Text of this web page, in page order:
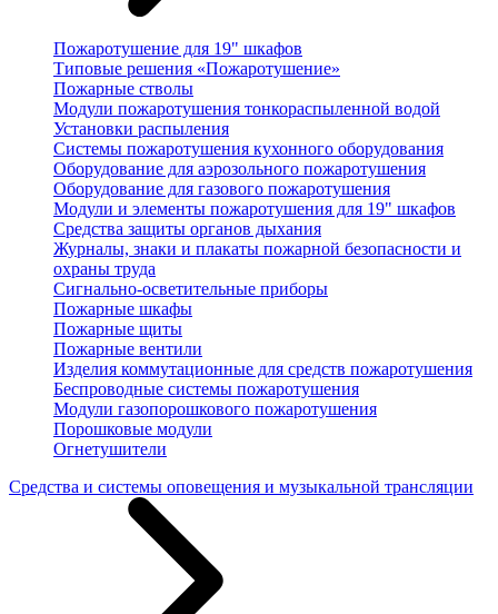
Пожаротушение для 19" шкафов
Типовые решения «Пожаротушение»
Пожарные стволы
Модули пожаротушения тонкораспыленной водой
Установки распыления
Системы пожаротушения кухонного оборудования
Оборудование для аэрозольного пожаротушения
Оборудование для газового пожаротушения
Модули и элементы пожаротушения для 19" шкафов
Средства защиты органов дыхания
Журналы, знаки и плакаты пожарной безопасности и
охраны труда
Сигнально-осветительные приборы
Пожарные шкафы
Пожарные щиты
Пожарные вентили
Изделия коммутационные для средств пожаротушения
Беспроводные системы пожаротушения
Модули газопорошкового пожаротушения
Порошковые модули
Огнетушители
Средства и системы оповещения и музыкальной трансляции